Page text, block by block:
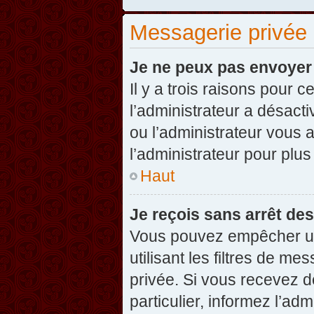
Messagerie privée
Je ne peux pas
Il y a trois raisons pour
l’administrateur a
ou l’administrateur vous
l’administrateur pour
Haut
Je reçois sans arrêt
Vous pouvez empêcher
utilisant les filtres de
privée. Si vous recevez
particulier, informez